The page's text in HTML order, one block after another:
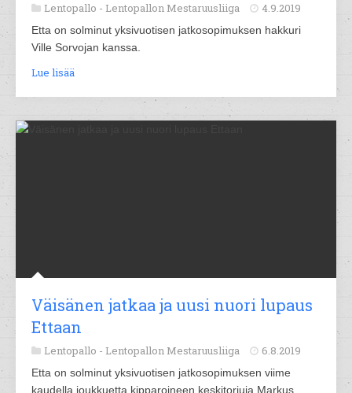
Lentopallo - Lentopallon Mestaruusliiga 4.9.2019
Etta on solminut yksivuotisen jatkosopimuksen hakkuri
Ville Sorvojan kanssa.
Lue lisää
Väisänen jatkaa ja uusi nuori lupaus
Ettaan
Lentopallo - Lentopallon Mestaruusliiga 6.8.2019
Etta on solminut yksivuotisen jatkosopimuksen viime
kaudella joukkuetta kipparoineen keskitorjuja Markus